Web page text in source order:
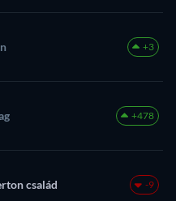
+3
+478
család -9